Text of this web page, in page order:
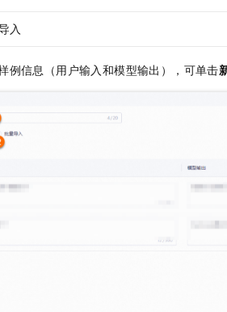
入
例信息（用户输入和模型输出），可单击